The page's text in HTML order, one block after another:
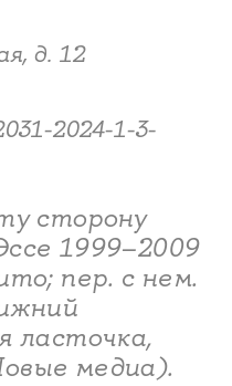
д. 12
2024-1-3-
сторону
1999–2009
пер. с нем.
ласточка,
медиа).